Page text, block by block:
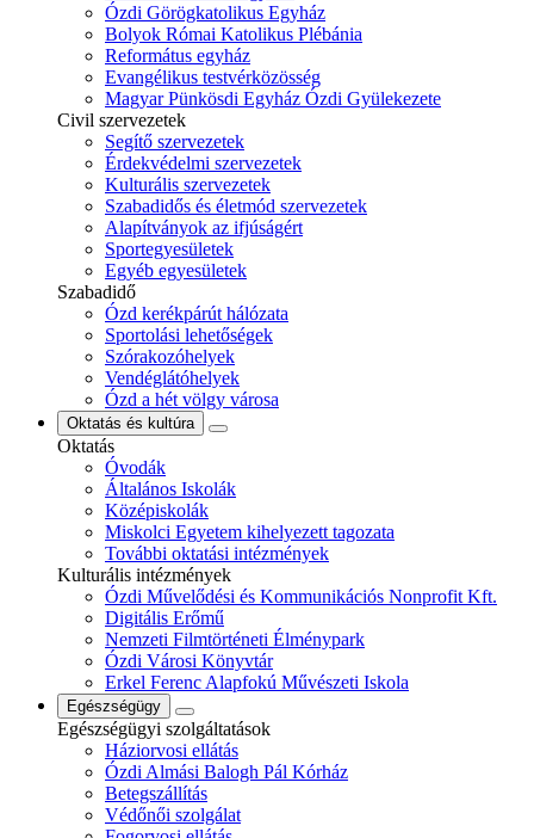
Ózdi Görögkatolikus Egyház
Bolyok Római Katolikus Plébánia
Református egyház
Evangélikus testvérközösség
Magyar Pünkösdi Egyház Ózdi Gyülekezete
Civil szervezetek
Segítő szervezetek
Érdekvédelmi szervezetek
Kulturális szervezetek
Szabadidős és életmód szervezetek
Alapítványok az ifjúságért
Sportegyesületek
Egyéb egyesületek
Szabadidő
Ózd kerékpárút hálózata
Sportolási lehetőségek
Szórakozóhelyek
Vendéglátóhelyek
Ózd a hét völgy városa
Oktatás és kultúra
Oktatás
Óvodák
Általános Iskolák
Középiskolák
Miskolci Egyetem kihelyezett tagozata
További oktatási intézmények
Kulturális intézmények
Ózdi Művelődési és Kommunikációs Nonprofit Kft.
Digitális Erőmű
Nemzeti Filmtörténeti Élménypark
Ózdi Városi Könyvtár
Erkel Ferenc Alapfokú Művészeti Iskola
Egészségügy
Egészségügyi szolgáltatások
Háziorvosi ellátás
Ózdi Almási Balogh Pál Kórház
Betegszállítás
Védőnői szolgálat